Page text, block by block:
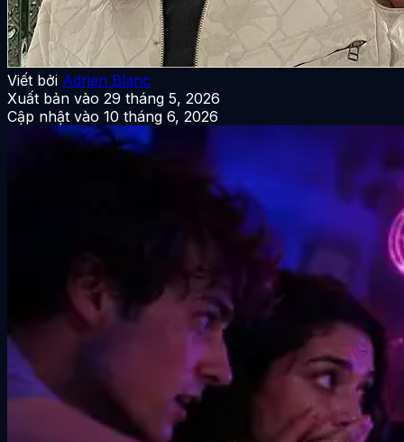
Viết bởi Adrien Blanc
Xuất bản vào 29 tháng 5, 2026
Cập nhật vào 10 tháng 6, 2026